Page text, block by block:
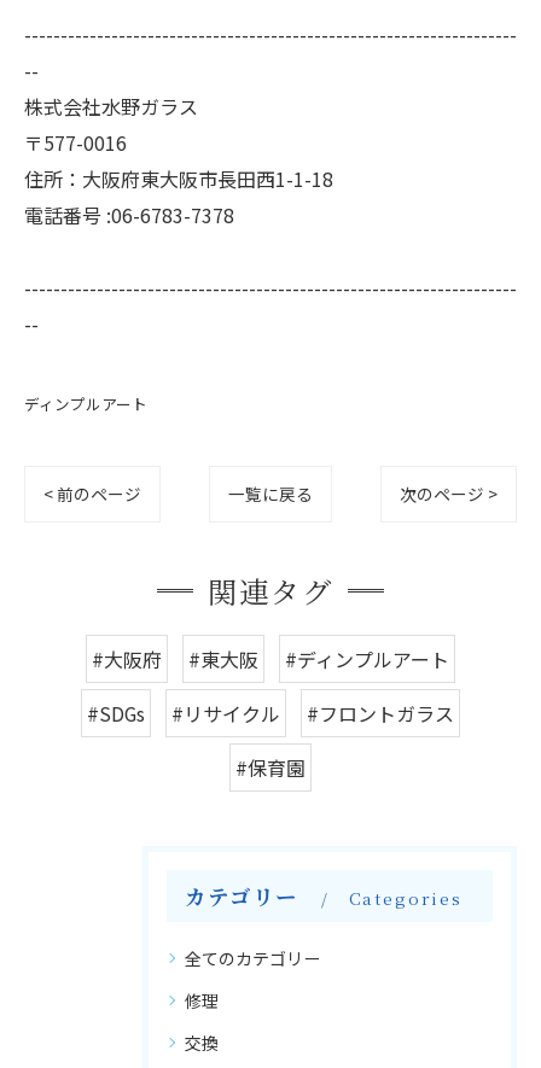
--------------------------------------------------------------------
--
株式会社水野ガラス
〒577-0016
住所：大阪府東大阪市長田西1-1-18
電話番号 :06-6783-7378
--------------------------------------------------------------------
--
ディンプルアート
< 前のページ 一覧に戻る 次のページ >
関連タグ
#大阪府 #東大阪
#ディンプルアート
#SDGs
#リサイクル
#フロントガラス
#保育園
カテゴリー Categories
全てのカテゴリー
修理
交換